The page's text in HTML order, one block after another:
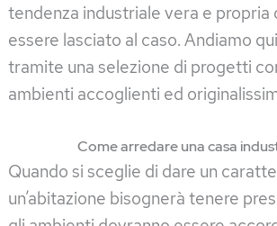
tendenza industriale vera e propria
essere lasciato al caso. Andiamo
tramite una selezione di progetti
ambienti accoglienti ed
Come arredare una casa
Quando si sceglie di dare un
un’abitazione bisognerà tenere